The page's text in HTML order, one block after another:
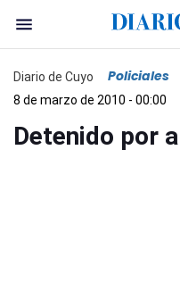
Diario de Cuyo Policiales
8 de marzo de 2010 - 00:00
Detenido por